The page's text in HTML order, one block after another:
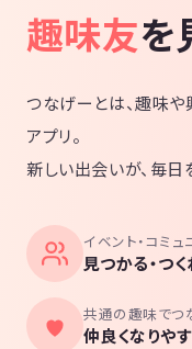
趣味友を
つなげーとは、趣味や
アプリ。
新しい出会いが、毎日
イベント・コミュ
見つかる・つ
共通の趣味でつ
仲良くなりや